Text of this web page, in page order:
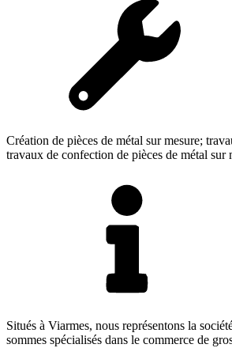
Création de pièces de métal sur mesure;
travaux de confection de pièces de métal sur
Situés à Viarmes, nous représentons la
sommes spécialisés dans le commerce de